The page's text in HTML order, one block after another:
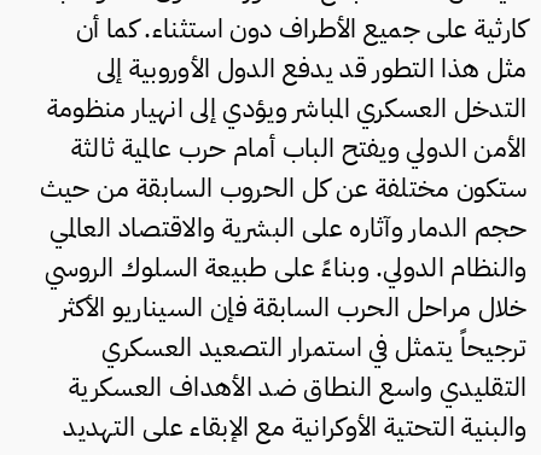
كارثية على جميع الأطراف دون استثناء. كما أن
مثل هذا التطور قد يدفع الدول الأوروبية إلى
التدخل العسكري المباشر ويؤدي إلى انهيار منظومة
الأمن الدولي ويفتح الباب أمام حرب عالمية ثالثة
ستكون مختلفة عن كل الحروب السابقة من حيث
حجم الدمار وآثاره على البشرية والاقتصاد العالمي
والنظام الدولي. وبناءً على طبيعة السلوك الروسي
خلال مراحل الحرب السابقة فإن السيناريو الأكثر
ترجيحاً يتمثل في استمرار التصعيد العسكري
التقليدي واسع النطاق ضد الأهداف العسكرية
والبنية التحتية الأوكرانية مع الإبقاء على التهديد